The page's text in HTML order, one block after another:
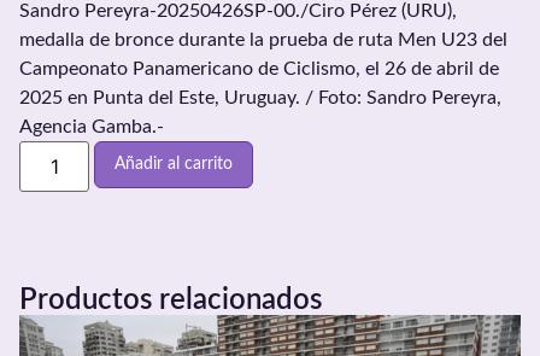
Sandro Pereyra-20250426SP-00./Ciro Pérez (URU),
medalla de bronce durante la prueba de ruta Men U23 del
Campeonato Panamericano de Ciclismo, el 26 de abril de
2025 en Punta del Este, Uruguay. / Foto: Sandro Pereyra,
Agencia Gamba.-
Añadir al carrito
Productos relacionados